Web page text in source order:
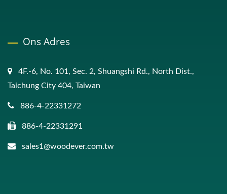
Ons Adres
4F.-6, No. 101, Sec. 2, Shuangshi Rd., North Dist.,
Taichung City 404, Taiwan
886-4-22331272
886-4-22331291
sales1@woodever.com.tw